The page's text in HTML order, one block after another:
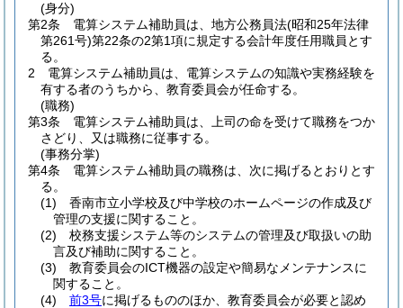
(身分)
第2条
電算システム補助員は、地方公務員法(昭和25年法律
第261号)第22条の2第1項に規定する会計年度任用職員とす
る。
2
電算システム補助員は、電算システムの知識や実務経験を
有する者のうちから、教育委員会が任命する。
(職務)
第3条
電算システム補助員は、上司の命を受けて職務をつか
さどり、又は職務に従事する。
(事務分掌)
第4条
電算システム補助員の職務は、次に掲げるとおりとす
る。
(1)
香南市立小学校及び中学校のホームページの作成及び
管理の支援に関すること。
(2)
校務支援システム等のシステムの管理及び取扱いの助
言及び補助に関すること。
(3)
教育委員会のICT機器の設定や簡易なメンテナンスに
関すること。
(4)
前3号に掲げるもののほか、教育委員会が必要と認め